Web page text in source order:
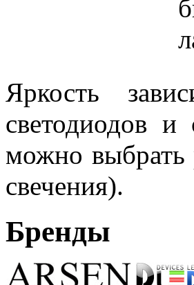
Яркость
светодиодов и
можно выбрать
свечения).
Бренды